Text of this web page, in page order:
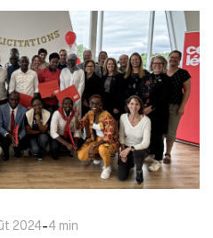
2024-4 min